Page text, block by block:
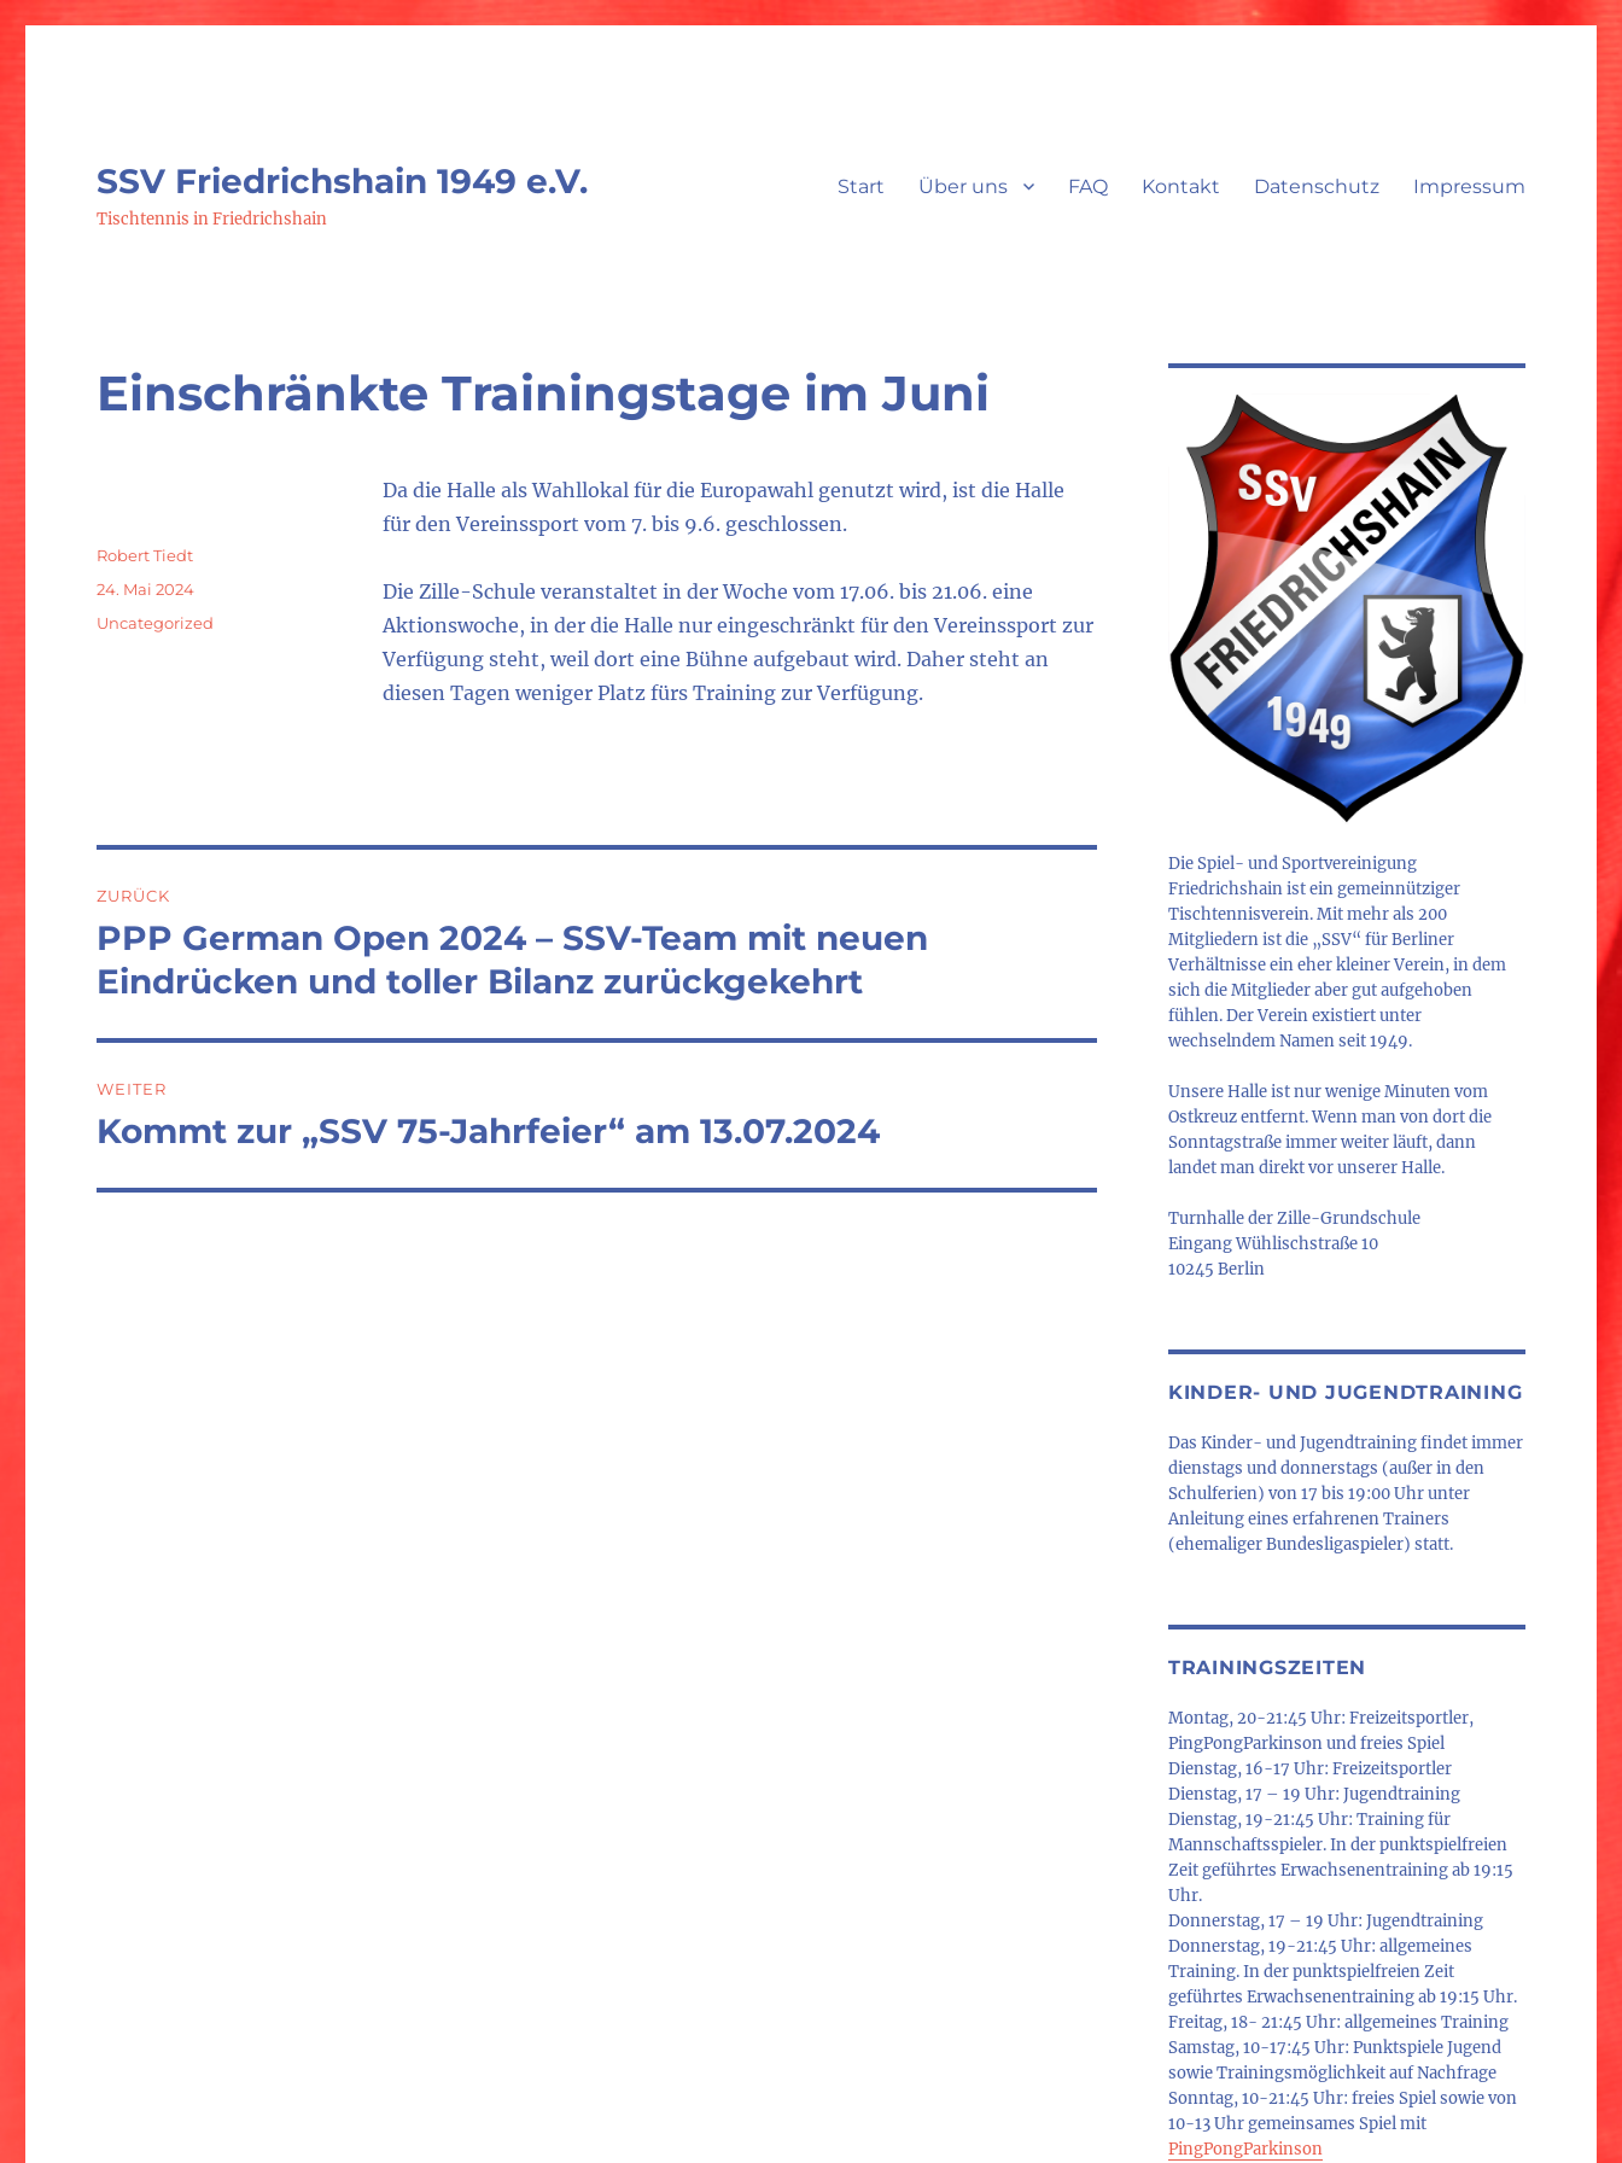
SSV Friedrichshain 1949 e.V.
Tischtennis in Friedrichshain
Start Über uns FAQ Kontakt Datenschutz Impressum
Einschränkte Trainingstage im Juni
Da die Halle als Wahllokal für die Europawahl genutzt wird, ist die Halle
für den Vereinssport vom 7. bis 9.6. geschlossen.
Die Zille-Schule veranstaltet in der Woche vom 17.06. bis 21.06. eine
Aktionswoche, in der die Halle nur eingeschränkt für den Vereinssport zur
Verfügung steht, weil dort eine Bühne aufgebaut wird. Daher steht an
diesen Tagen weniger Platz fürs Training zur Verfügung.
Autor
Robert Tiedt
Veröffentlicht
24. Mai 2024
Kategorien
Uncategorized
ZURÜCK
Vorheriger
Beitrag:
PPP German Open 2024 – SSV-Team mit neuen
Eindrücken und toller Bilanz zurückgekehrt
WEITER
Nächster
Kommt zur „SSV 75-Jahrfeier“ am 13.07.2024
Die Spiel- und Sportvereinigung
Friedrichshain ist ein gemeinnütziger
Tischtennisverein. Mit mehr als 200
Mitgliedern ist die „SSV“ für Berliner
Verhältnisse ein eher kleiner Verein, in dem
sich die Mitglieder aber gut aufgehoben
fühlen. Der Verein existiert unter
wechselndem Namen seit 1949.
Unsere Halle ist nur wenige Minuten vom
Ostkreuz entfernt. Wenn man von dort die
Sonntagstraße immer weiter läuft, dann
landet man direkt vor unserer Halle.
Turnhalle der Zille-Grundschule
Eingang Wühlischstraße 10
10245 Berlin
KINDER- UND JUGENDTRAINING
Das Kinder- und Jugendtraining findet immer
dienstags und donnerstags (außer in den
Schulferien) von 17 bis 19:00 Uhr unter
Anleitung eines erfahrenen Trainers
(ehemaliger Bundesligaspieler) statt.
TRAININGSZEITEN
Montag, 20-21:45 Uhr: Freizeitsportler,
PingPongParkinson und freies Spiel
Dienstag, 16-17 Uhr: Freizeitsportler
Dienstag, 17 – 19 Uhr: Jugendtraining
Dienstag, 19-21:45 Uhr: Training für
Mannschaftsspieler. In der punktspielfreien
Zeit geführtes Erwachsenentraining ab 19:15
Uhr.
Donnerstag, 17 – 19 Uhr: Jugendtraining
Donnerstag, 19-21:45 Uhr: allgemeines
Training. In der punktspielfreien Zeit
geführtes Erwachsenentraining ab 19:15 Uhr.
Freitag, 18- 21:45 Uhr: allgemeines Training
Samstag, 10-17:45 Uhr: Punktspiele Jugend
sowie Trainingsmöglichkeit auf Nachfrage
Sonntag, 10-21:45 Uhr: freies Spiel sowie von
10-13 Uhr gemeinsames Spiel mit
PingPongParkinson